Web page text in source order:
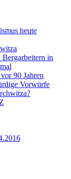
heute
Bergarbeitern in
90 Jahren
Vorwürfe